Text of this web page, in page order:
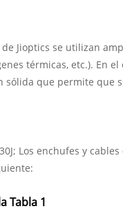
Jioptics se utilizan
térmicas, etc.). En
sólida que permite que
Los enchufes y
Tabla 1